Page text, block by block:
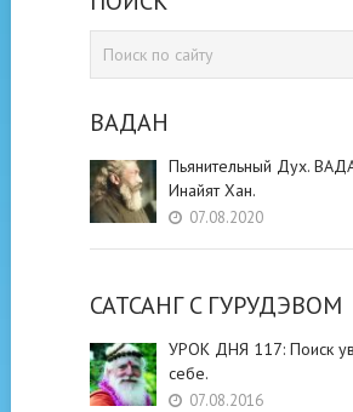
ВАДАН
Пьянительный Дух.
Инайят Хан.
07.08.2020
САТСАНГ C ГУРУДЭВОМ
УРОК ДНЯ 117: Поиск
себе.
07.08.2016